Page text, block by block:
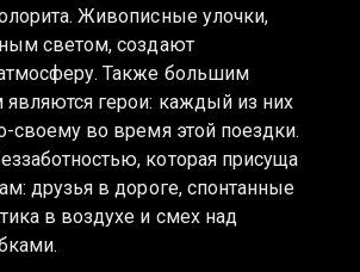
Живописные улочки,
светом, создают
Также большим
герои: каждый из них
своему во время этой поездки.
которая присуща
друзья в дороге, спонтанные
в воздухе и смех над